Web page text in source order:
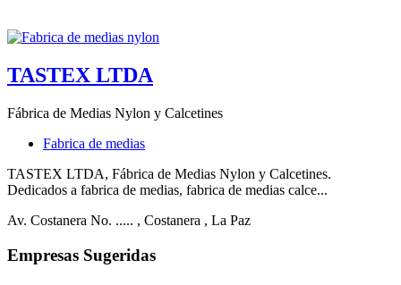
TASTEX LTDA
Fábrica de Medias Nylon y Calcetines
Fabrica de medias
TASTEX LTDA, Fábrica de Medias Nylon y Calcetines.
Dedicados a fabrica de medias, fabrica de medias calce...
Av. Costanera No. ..... , Costanera , La Paz
Empresas Sugeridas